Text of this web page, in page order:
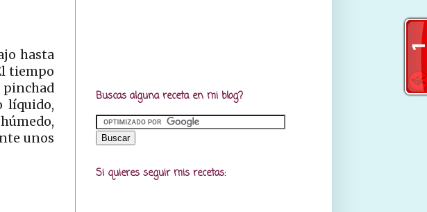
hasta
tiempo
pinchad
líquido,
unos
Buscas alguna receta en mi blog?
Si quieres seguir mis recetas: